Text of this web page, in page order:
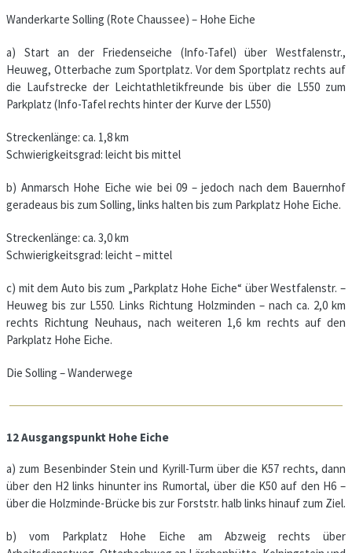
Wanderkarte Solling (Rote Chaussee) – Hohe Eiche
a) Start an der Friedenseiche (Info-Tafel) über Westfalenstr.,
Heuweg, Otterbache zum Sportplatz. Vor dem Sportplatz rechts auf
die Laufstrecke der Leichtathletikfreunde bis über die L550 zum
Parkplatz (Info-Tafel rechts hinter der Kurve der L550)
Streckenlänge: ca. 1,8 km
Schwierigkeitsgrad: leicht bis mittel
b) Anmarsch Hohe Eiche wie bei 09 – jedoch nach dem Bauernhof
geradeaus bis zum Solling, links halten bis zum Parkplatz Hohe Eiche.
Streckenlänge: ca. 3,0 km
Schwierigkeitsgrad: leicht – mittel
c) mit dem Auto bis zum „Parkplatz Hohe Eiche“ über Westfalenstr. –
Heuweg bis zur L550. Links Richtung Holzminden – nach ca. 2,0 km
rechts Richtung Neuhaus, nach weiteren 1,6 km rechts auf den
Parkplatz Hohe Eiche.
Die Solling – Wanderwege
12 Ausgangspunkt Hohe Eiche
a) zum Besenbinder Stein und Kyrill-Turm über die K57 rechts, dann
über den H2 links hinunter ins Rumortal, über die K50 auf den H6 –
über die Holzminde-Brücke bis zur Forststr. halb links hinauf zum Ziel.
b) vom Parkplatz Hohe Eiche am Abzweig rechts über